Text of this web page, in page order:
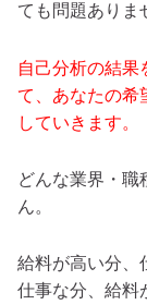
ても問題ありま
自己分析の結果
て、あなたの希
していきます。
どんな業界・職
ん。
給料が高い分、
仕事な分、給料